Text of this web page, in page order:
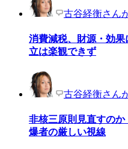
古谷経衡さん
消費減税、財源・効
立は楽観できず
古谷経衡さん
非核三原則見直すの
爆者の厳しい視線